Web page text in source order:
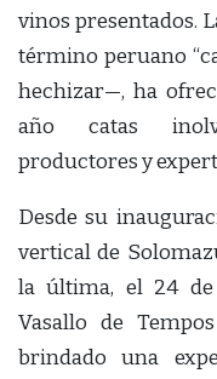
vinos presentados.
término peruano
hechizar—, ha
año catas
productores y
Desde su
vertical de
la última, el 24
Vasallo de
brindado una